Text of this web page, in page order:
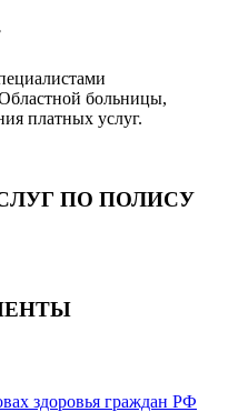
больницы,
платных услуг.
ПО ПОЛИСУ
здоровья граждан РФ